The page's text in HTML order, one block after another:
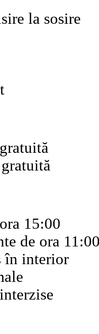
la sosire
15:00
de ora
în interior